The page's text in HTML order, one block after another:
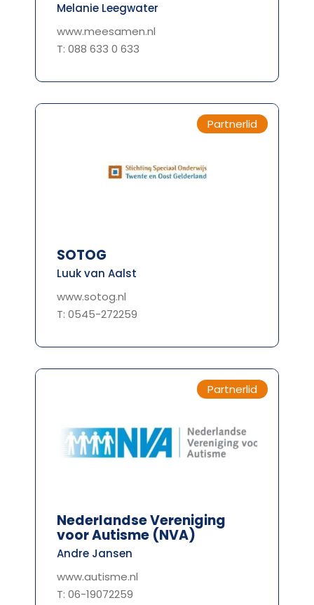
Melanie Leegwater
www.meesamen.nl
T: 088 633 0 633
Partnerlid
SOTOG
Luuk van Aalst
www.sotog.nl
T: 0545-272259
Partnerlid
Nederlandse Vereniging
voor Autisme (NVA)
Andre Jansen
www.autisme.nl
T: 06-19072259